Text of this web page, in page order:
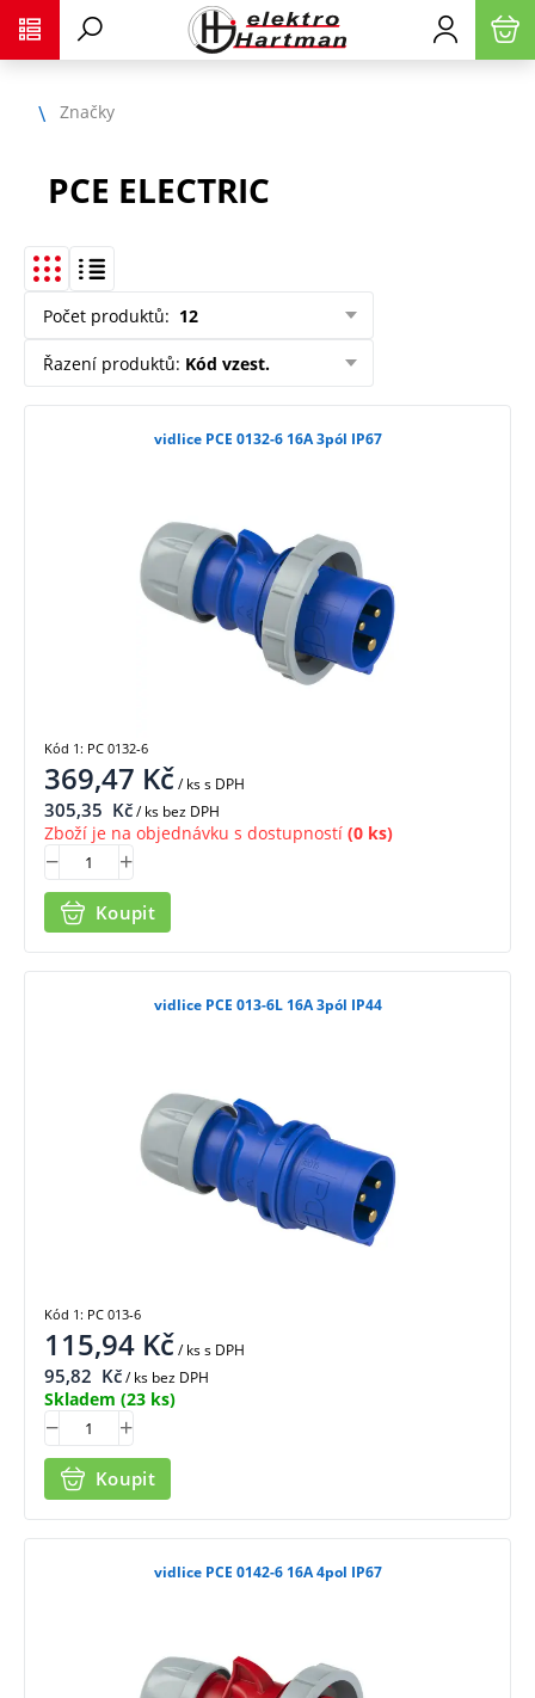
Značky
PCE ELECTRIC
Počet produktů: 12
Řazení produktů: Kód vzest.
vidlice PCE 0132-6 16A 3pól IP67
369,47 Kč/ kss DPH
305,35 Kč/ ks bez DPH
Zboží je na objednávku s dostupností (0 ks)
Koupit
Kód 1: PC 0132-6
vidlice PCE 013-6L 16A 3pól IP44
115,94 Kč/ kss DPH
95,82 Kč/ ks bez DPH
Skladem (23 ks)
Koupit
Kód 1: PC 013-6
vidlice PCE 0142-6 16A 4pol IP67